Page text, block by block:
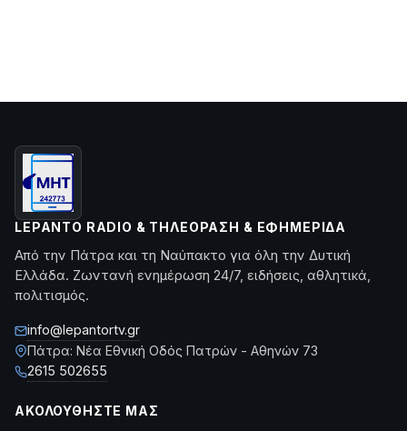
LEPANTO RADIO & ΤΗΛΕΌΡΑΣΗ & ΕΦΗΜΕΡΊΔΑ
Από την Πάτρα και τη Ναύπακτο για όλη την Δυτική
Ελλάδα. Ζωντανή ενημέρωση 24/7, ειδήσεις, αθλητικά,
πολιτισμός.
info@lepantortv.gr
Πάτρα: Νέα Εθνική Οδός Πατρών - Αθηνών 73
2615 502655
ΑΚΟΛΟΥΘΉΣΤΕ ΜΑΣ